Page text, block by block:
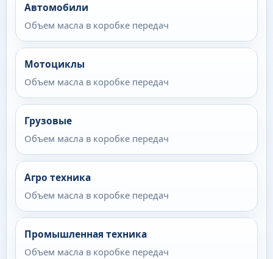
Автомобили
Объем масла в коробке передач
Мотоциклы
Объем масла в коробке передач
Грузовые
Объем масла в коробке передач
Агро техника
Объем масла в коробке передач
Промышленная техника
Объем масла в коробке передач